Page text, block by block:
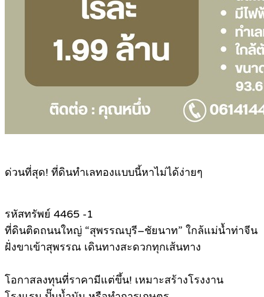
ด่วนที่สุด! ที่ดินทำเลทองแบบนี้หาไม่ได้ง่ายๆ
รหัสทรัพย์ 4465 -1
ที่ดินติดถนนใหญ่ “สุพรรณบุรี–ชัยนาท” ใกล้แม่น้ำท่าจีน
ฝั่งขาเข้าสุพรรณ เดินทางสะดวกทุกเส้นทาง
โอกาสลงทุนที่ราคามีแต่ขึ้น! เหมาะสร้างโรงงาน